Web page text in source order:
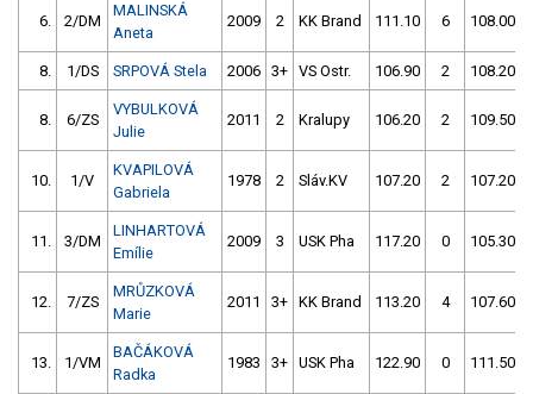
6. 2/DM
MALINSKÁ
Aneta
2009 2 KK Brand 111.10 6 108.00
8. 1/DS SRPOVÁ Stela 2006 3+ VS Ostr. 106.90 2 108.20
8. 6/ZS
VYBULKOVÁ
Julie
2011 2 Kralupy 106.20 2 109.50
10. 1/V
KVAPILOVÁ
Gabriela
1978 2 Sláv.KV 107.20 2 107.20
11. 3/DM
LINHARTOVÁ
Emílie
2009 3 USK Pha 117.20 0 105.30
12. 7/ZS
MRŮZKOVÁ
Marie
2011 3+ KK Brand 113.20 4 107.60
13. 1/VM
BAČÁKOVÁ
Radka
1983 3+ USK Pha 122.90 0 111.50